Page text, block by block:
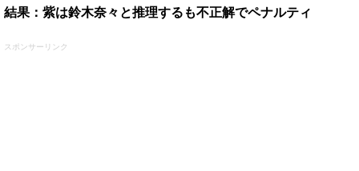
結果：紫は鈴木奈々と推理するも不正解でペナルティ
スポンサーリンク